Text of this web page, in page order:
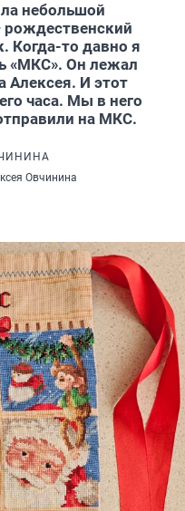
небольшой
рождественский
Когда-то давно я
«МКС». Он лежал
Алексея. И этот
часа. Мы в него
на МКС.
Овчинина